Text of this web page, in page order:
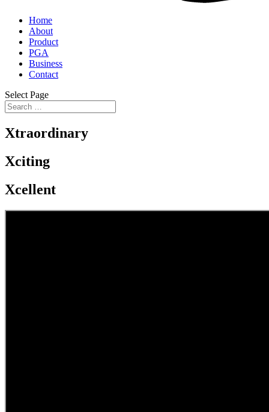
Home
About
Product
PGA
Business
Contact
Select Page
Xtraordinary
Xciting
Xcellent